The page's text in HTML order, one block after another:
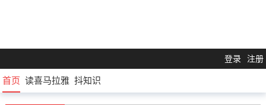
登录 注册
首页 读喜马拉雅 抖知识